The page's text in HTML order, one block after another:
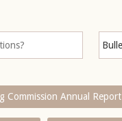
Commission Annual Report